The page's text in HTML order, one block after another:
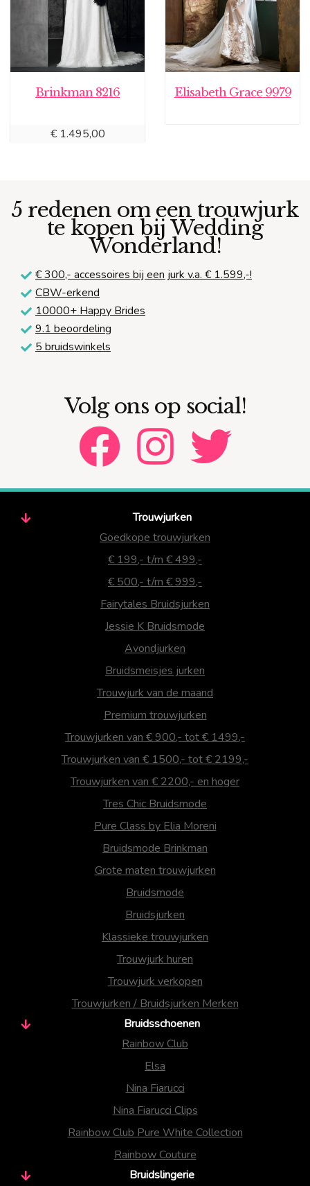
Brinkman 8216
€1.495,00
Elisabeth Grace 9979
5 redenen om een trouwjurk
te kopen bij Wedding
Wonderland!
€ 300,- accessoires bij een jurk v.a. € 1.599,-!
CBW-erkend
10000+ Happy Brides
9.1 beoordeling
5 bruidswinkels
Volg ons op social!
Trouwjurken
Goedkope trouwjurken
€ 199,- t/m € 499,-
€ 500,- t/m € 999,-
Fairytales Bruidsjurken
Jessie K Bruidsmode
Avondjurken
Bruidsmeisjes jurken
Trouwjurk van de maand
Premium trouwjurken
Trouwjurken van € 900,- tot € 1499,-
Trouwjurken van € 1500,- tot € 2199,-
Trouwjurken van € 2200,- en hoger
Tres Chic Bruidsmode
Pure Class by Elia Moreni
Bruidsmode Brinkman
Grote maten trouwjurken
Bruidsmode
Bruidsjurken
Klassieke trouwjurken
Trouwjurk huren
Trouwjurk verkopen
Trouwjurken / Bruidsjurken Merken
Bruidsschoenen
Rainbow Club
Elsa
Nina Fiarucci
Nina Fiarucci Clips
Rainbow Club Pure White Collection
Rainbow Couture
Bruidslingerie